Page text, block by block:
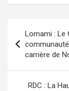
ce
o
o
k
at
s
A
p
p
de
l’article
Lomami : Le
carrière de
RDC : La